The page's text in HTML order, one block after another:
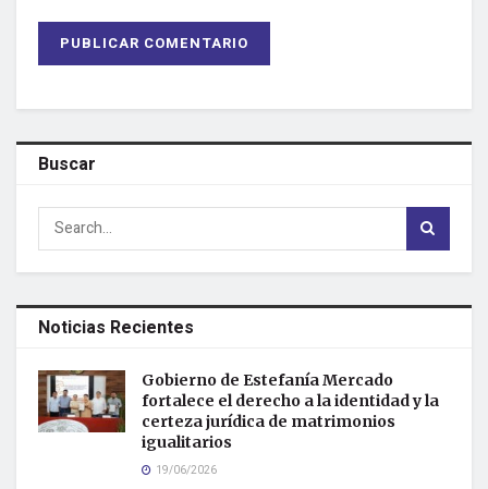
Buscar
Noticias Recientes
Gobierno de Estefanía Mercado
fortalece el derecho a la identidad y la
certeza jurídica de matrimonios
igualitarios
19/06/2026